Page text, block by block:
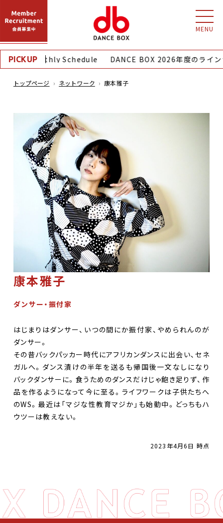
MENU
プロジェクト
PICKUP
8月｜Monthly Schedule DANCE BOX 2026年度のライン
トップページ ネットワーク 康本雅子
康本雅子
ダンサー・振付家
はじまりはダンサー、いつの間にか振付家、やめられんのが
ダンサー。
その昔バックパッカー時代にアフリカンダンスに出会い、セネ
ガルへ。ダンス漬けの半年を送るも帰国後一文なしになり
バックダンサーに。食うためのダンスだけじゃ飽き足りず、作
品を作るようになって今に至る。ライフワークは子供たちへ
のWS。最近は「マジな性教育マジか」も始動中。どっちもハ
ウツーは教えない。
2023年4月6日 時点